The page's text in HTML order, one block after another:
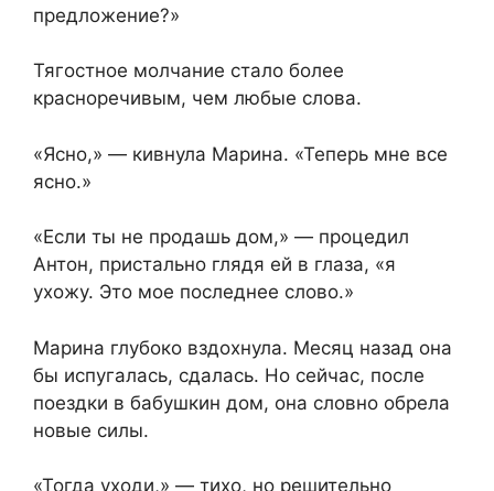
предложение?»
Тягостное молчание стало более
красноречивым, чем любые слова.
«Ясно,» — кивнула Марина. «Теперь мне все
ясно.»
«Если ты не продашь дом,» — процедил
Антон, пристально глядя ей в глаза, «я
ухожу. Это мое последнее слово.»
Марина глубоко вздохнула. Месяц назад она
бы испугалась, сдалась. Но сейчас, после
поездки в бабушкин дом, она словно обрела
новые силы.
«Тогда уходи,» — тихо, но решительно